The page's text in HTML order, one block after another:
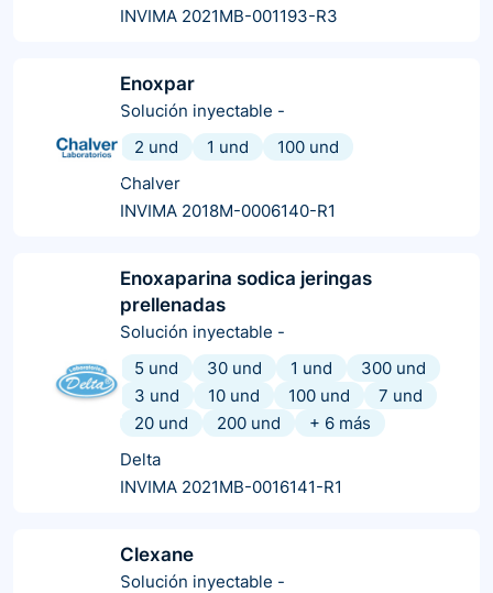
INVIMA 2021MB-001193-R3
Enoxpar
Solución inyectable -
2 und
1 und
100 und
Chalver
INVIMA 2018M-0006140-R1
Enoxaparina sodica jeringas
prellenadas
Solución inyectable -
5 und
30 und 1 und
300 und
3 und
10 und 100 und
7 und
20 und
200 und + 6 más
Delta
INVIMA 2021MB-0016141-R1
Clexane
Solución inyectable -